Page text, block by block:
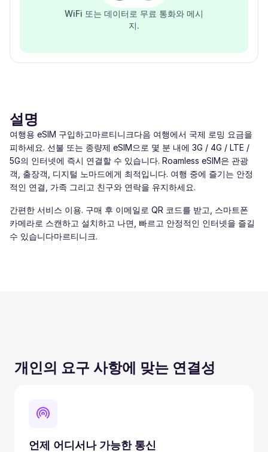
WiFi 또는 데이터로 무료 통화와 메시
지.
설명
여행용 eSIM 구입하고마르티니크다음 여행에서 국제 로밍 요금을
피하세요. 선불 또는 종량제 eSIM으로 몇 분 내에 3G / 4G / LTE /
5G의 인터넷에 즉시 연결할 수 있습니다. Roamless eSIM은 관광
객, 출장객, 디지털 노마드에게 최적입니다. 여행 중에 즐기는 안정
적인 연결, 가족 그리고 친구와 연락을 유지하세요.
간편한 서비스 이용. 구매 후 이메일로 QR 코드를 받고, 스마트폰
카메라로 스캔하고 설치하고 나면, 빠르고 안정적인 인터넷을 즐길
수 있습니다마르티니크.
개인의 요구 사항에 맞는 연결성
언제 어디서나 가능한 통신